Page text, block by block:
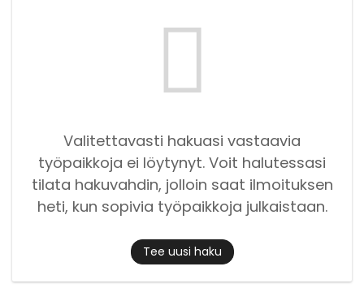
Valitettavasti hakuasi vastaavia
työpaikkoja ei löytynyt. Voit halutessasi
tilata hakuvahdin, jolloin saat ilmoituksen
heti, kun sopivia työpaikkoja julkaistaan.
Tee uusi haku